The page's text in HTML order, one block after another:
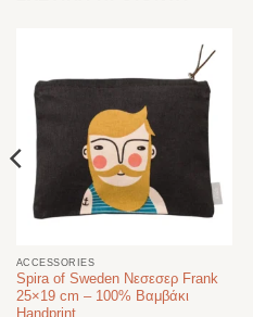
ACCESSORIES
Spira of Sweden Νεσεσερ Frank
25×19 cm – 100% Βαμβάκι
Handprint